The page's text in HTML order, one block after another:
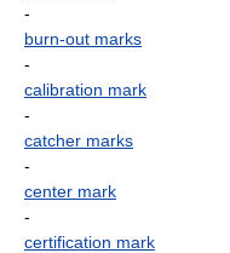
-
burn-out marks
-
calibration mark
-
catcher marks
-
center mark
-
certification mark